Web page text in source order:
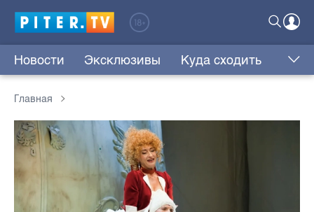
Новости Эксклюзивы Куда сходить
Главная